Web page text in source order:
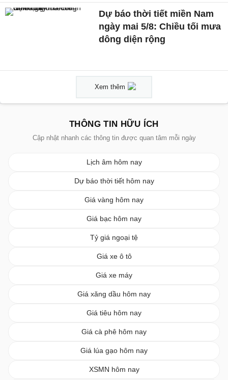
Dự báo thời tiết miền Nam
ngày mai 5/8: Chiều tối mưa
dông diện rộng
Xem thêm
THÔNG TIN HỮU ÍCH
Cập nhật nhanh các thông tin được quan tâm mỗi ngày
Lịch âm hôm nay
Dự báo thời tiết hôm nay
Giá vàng hôm nay
Giá bạc hôm nay
Tỷ giá ngoại tệ
Giá xe ô tô
Giá xe máy
Giá xăng dầu hôm nay
Giá tiêu hôm nay
Giá cà phê hôm nay
Giá lúa gạo hôm nay
XSMN hôm nay